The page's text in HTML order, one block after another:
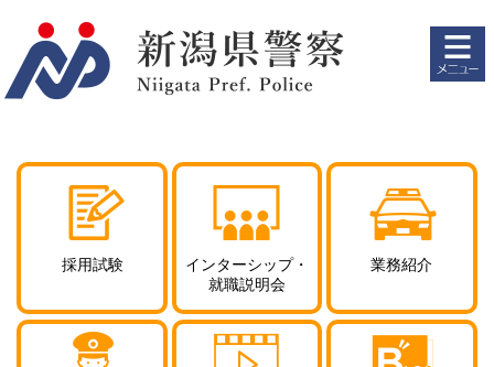
の
先
す。
ー
を
採用試験
インターシップ・
就職説明会
業務紹介